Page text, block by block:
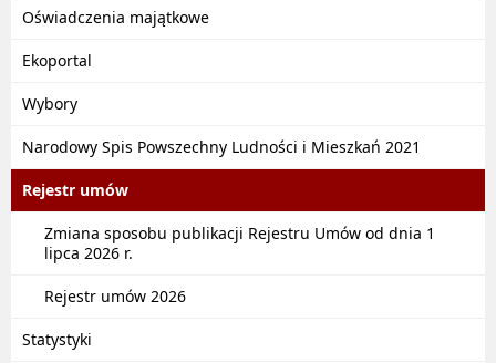
Oświadczenia majątkowe
Ekoportal
Wybory
Narodowy Spis Powszechny Ludności i Mieszkań 2021
Rejestr umów
Zmiana sposobu publikacji Rejestru Umów od dnia 1
lipca 2026 r.
Rejestr umów 2026
Statystyki